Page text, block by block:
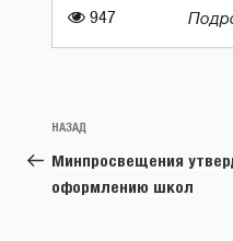
947
Навигация
по
записям
Предыдущая
запись:
НАЗАД
Минпросвещения
оформлению школ